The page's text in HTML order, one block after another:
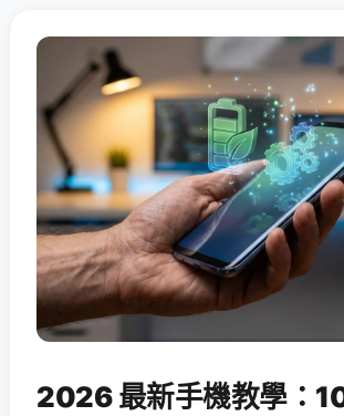
2026 最新手機教學：